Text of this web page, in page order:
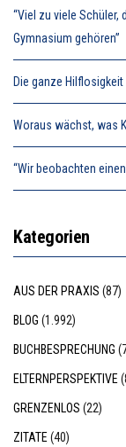
“Viel zu viele Schüler,
Gymnasium gehören”
Die ganze
Woraus wächst, was
“Wir beobachten
Kategorien
AUS DER PRAXIS (87)
BLOG (1.992)
BUCHBESPRECHUNG
ELTERNPERSPEKTIVE
GRENZENLOS (22)
ZITATE (40)